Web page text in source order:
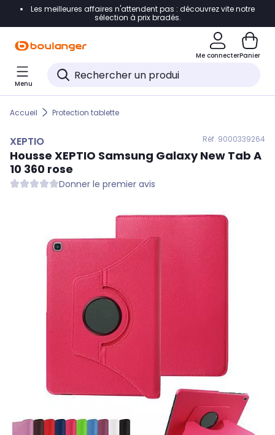
Accéder directement à la navigation
Accéder directement au pied de page
Accéder directement au chatbot
Les meilleures affaires n'attendent pas : découvrez vite notre
sélection à prix bradés.
Me connecterPanier
Menu
Accueil Protection tablette
XEPTIO Réf. 9000339264
Housse XEPTIO Samsung Galaxy New Tab A
10 360 rose
Donner le premier avis